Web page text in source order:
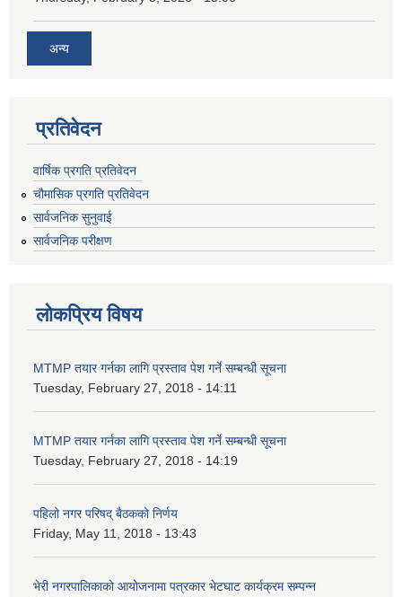
अन्य
प्रतिवेदन
वार्षिक प्रगति प्रतिवेदन
चौमासिक प्रगति प्रतिवेदन
सार्वजनिक सुनुवाई
सार्वजनिक परीक्षण
लोकप्रिय विषय
MTMP तयार गर्नका लागि प्रस्ताव पेश गर्ने सम्बन्धी सूचना
Tuesday, February 27, 2018 - 14:11
MTMP तयार गर्नका लागि प्रस्ताव पेश गर्ने सम्बन्धी सूचना
Tuesday, February 27, 2018 - 14:19
पहिलो नगर परिषद् बैठकको निर्णय
Friday, May 11, 2018 - 13:43
भेरी नगरपालिकाको आयोजनामा पत्रकार भेटघाट कार्यक्रम सम्पन्न